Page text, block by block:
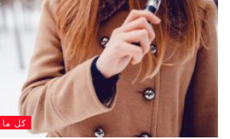
كل ما